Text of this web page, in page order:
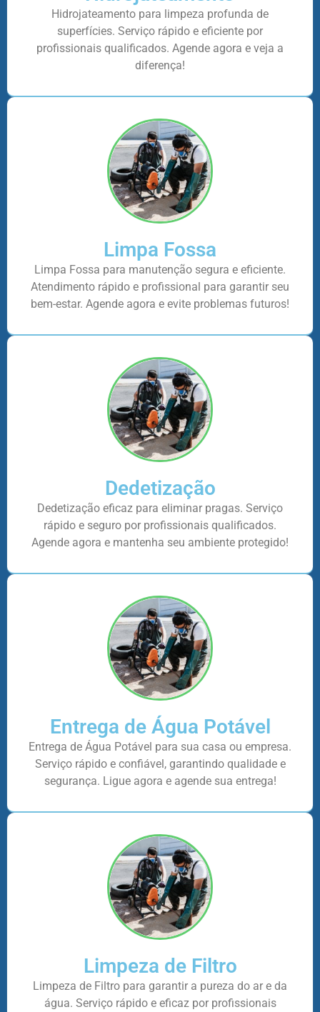
Hidrojateamento para limpeza profunda de
superfícies. Serviço rápido e eficiente por
profissionais qualificados. Agende agora e veja a
diferença!
Limpa Fossa
Limpa Fossa para manutenção segura e eficiente.
Atendimento rápido e profissional para garantir seu
bem-estar. Agende agora e evite problemas futuros!
Dedetização
Dedetização eficaz para eliminar pragas. Serviço
rápido e seguro por profissionais qualificados.
Agende agora e mantenha seu ambiente protegido!
Entrega de Água Potável
Entrega de Água Potável para sua casa ou empresa.
Serviço rápido e confiável, garantindo qualidade e
segurança. Ligue agora e agende sua entrega!
Limpeza de Filtro
Limpeza de Filtro para garantir a pureza do ar e da
água. Serviço rápido e eficaz por profissionais